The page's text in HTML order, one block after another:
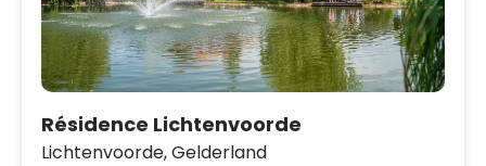
Résidence Lichtenvoorde
Lichtenvoorde,Gelderland